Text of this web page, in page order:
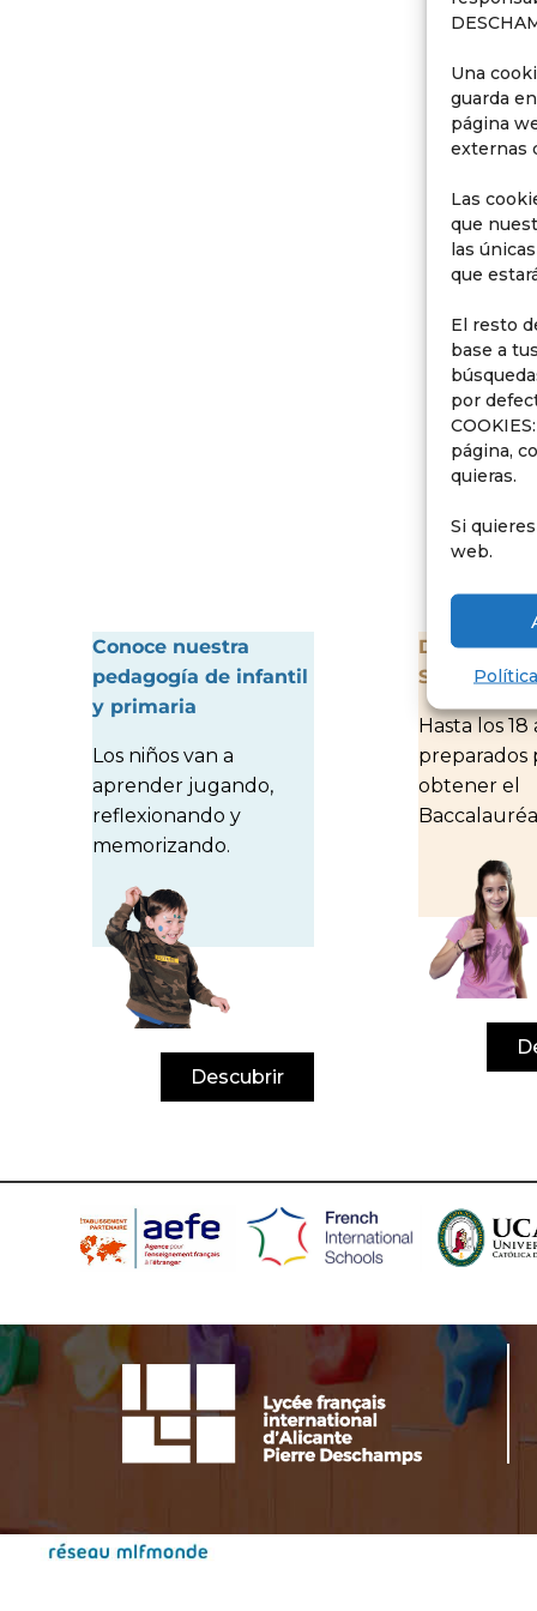
Una
guarda
página
externas
Las
que
las
que
El resto
base a
por
página,
quieras.
Si
web.
Conoce nuestra
pedagogía de infantil
y primaria
Los niños van a
aprender jugando,
reflexionando y
memorizando.
Descubrir
Descubre
Secundaria
Hasta los 18
preparados
obtener el